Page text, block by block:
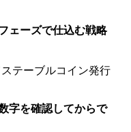
ェーズで仕込む戦略
テーブルコイン発行
字を確認してからで